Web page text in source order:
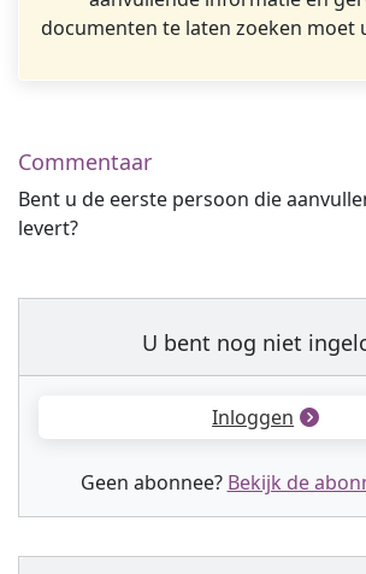
documenten te laten zoeken moet
Commentaar
Bent u de eerste persoon die
levert?
U bent nog niet
Inloggen
Geen abonnee? Bekijk de